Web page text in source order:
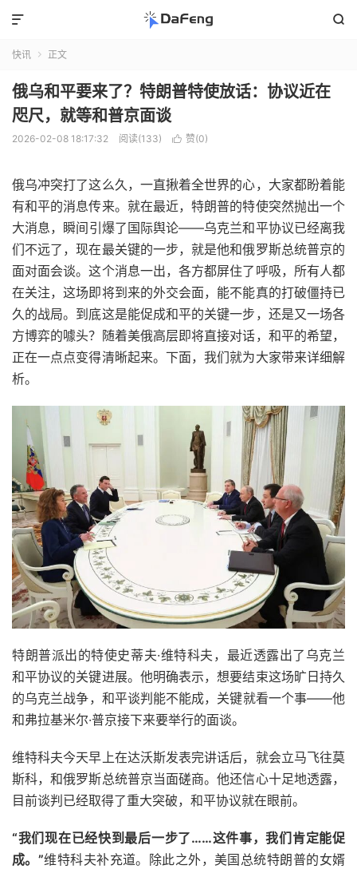


快讯  正文
俄乌和平要来了？特朗普特使放话：协议近在
咫尺，就等和普京面谈
2026-02-08 18:17:32 阅读(133)  赞(0)
俄乌冲突打了这么久，一直揪着全世界的心，大家都盼着能
有和平的消息传来。就在最近，特朗普的特使突然抛出一个
大消息，瞬间引爆了国际舆论——乌克兰和平协议已经离我
们不远了，现在最关键的一步，就是他和俄罗斯总统普京的
面对面会谈。这个消息一出，各方都屏住了呼吸，所有人都
在关注，这场即将到来的外交会面，能不能真的打破僵持已
久的战局。到底这是能促成和平的关键一步，还是又一场各
方博弈的噱头？随着美俄高层即将直接对话，和平的希望，
正在一点点变得清晰起来。下面，我们就为大家带来详细解
析。
特朗普派出的特使史蒂夫·维特科夫，最近透露出了乌克兰
和平协议的关键进展。他明确表示，想要结束这场旷日持久
的乌克兰战争，和平谈判能不能成，关键就看一个事——他
和弗拉基米尔·普京接下来要举行的面谈。
维特科夫今天早上在达沃斯发表完讲话后，就会立马飞往莫
斯科，和俄罗斯总统普京当面磋商。他还信心十足地透露，
目前谈判已经取得了重大突破，和平协议就在眼前。
“我们现在已经快到最后一步了……这件事，我们肯定能促
成。”维特科夫补充道。除此之外，美国总统特朗普的女婿